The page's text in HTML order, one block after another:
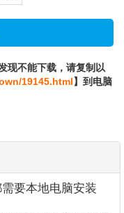
现不能下载，请复制以
19145.html】到电脑
要本地电脑安装